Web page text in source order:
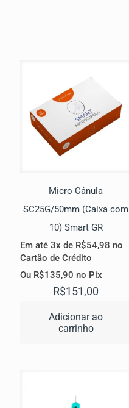
Micro Cânula
SC25G/50mm (Caixa com
10) Smart GR
Em até 3x de R$54,98 no
Cartão de Crédito
Ou R$135,90 no Pix
R$151,00
Adicionar ao
carrinho